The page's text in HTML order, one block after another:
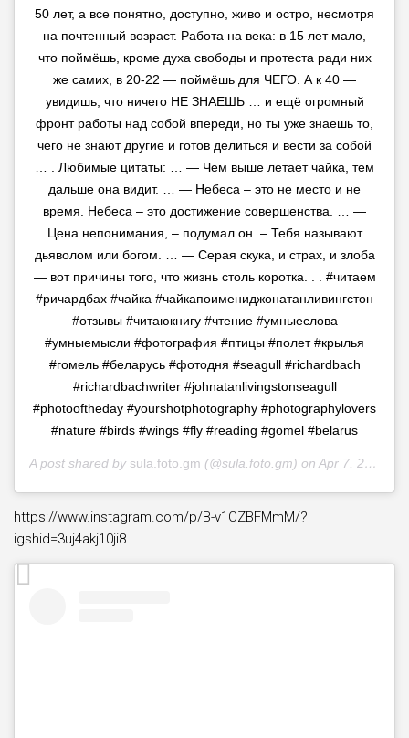
50 лет, а все понятно, доступно, живо и остро, несмотря
на почтенный возраст. Работа на века: в 15 лет мало,
что поймёшь, кроме духа свободы и протеста ради них
же самих, в 20-22 — поймёшь для ЧЕГО. А к 40 —
увидишь, что ничего НЕ ЗНАЕШЬ … и ещё огромный
фронт работы над собой впереди, но ты уже знаешь то,
чего не знают другие и готов делиться и вести за собой
… . Любимые цитаты: … — Чем выше летает чайка, тем
дальше она видит. … — Небеса – это не место и не
время. Небеса – это достижение совершенства. … —
Цена непонимания, – подумал он. – Тебя называют
дьяволом или богом. … — Серая скука, и страх, и злоба
— вот причины того, что жизнь столь коротка. . . #читаем
#ричардбах #чайка #чайкапоимениджонатанливингстон
#отзывы #читаюкнигу #чтение #умныеслова
#умныемысли #фотография #птицы #полет #крылья
#гомель #беларусь #фотодня #seagull #richardbach
#richardbachwriter #johnatanlivingstonseagull
#photooftheday #yourshotphotography #photographylovers
#nature #birds #wings #fly #reading #gomel #belarus
A post shared by sula.foto.gm (@sula.foto.gm) on Apr 7, 2020 at 9:56am PDT
https://www.instagram.com/p/B-v1CZBFMmM/?
igshid=3uj4akj10ji8